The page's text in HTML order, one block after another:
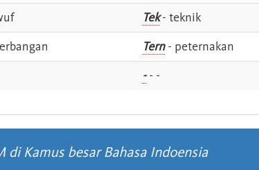
Tek- teknik
Tern- peternakan
-- -
di Kamus besar Bahasa Indoensia